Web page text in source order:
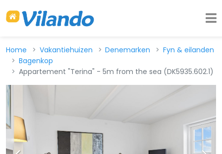
Home Vakantiehuizen Denemarken
Fyn & eilanden
Bagenkop
Appartement "Terina" - 5m from the sea (DK5935.602.1)